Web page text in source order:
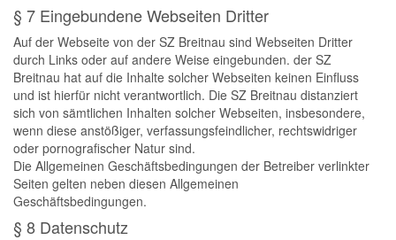
§ 7 Eingebundene Webseiten Dritter
Auf der Webseite von der SZ Breitnau sind Webseiten Dritter
durch Links oder auf andere Weise eingebunden. der SZ
Breitnau hat auf die Inhalte solcher Webseiten keinen Einfluss
und ist hierfür nicht verantwortlich. Die SZ Breitnau distanziert
sich von sämtlichen Inhalten solcher Webseiten, insbesondere,
wenn diese anstößiger, verfassungsfeindlicher, rechtswidriger
oder pornografischer Natur sind.
Die Allgemeinen Geschäftsbedingungen der Betreiber verlinkter
Seiten gelten neben diesen Allgemeinen
Geschäftsbedingungen.
§ 8 Datenschutz